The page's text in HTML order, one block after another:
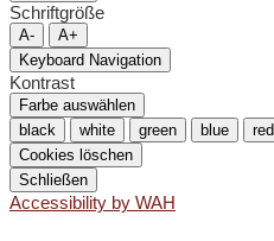
Schriftgröße
A-
A+
Keyboard Navigation
Kontrast
Farbe auswählen
black
white green blue red
Cookies löschen
Schließen
Accessibility by WAH